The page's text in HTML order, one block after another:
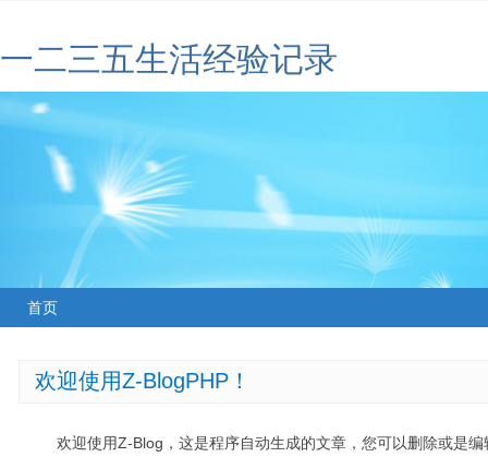
一二三五生活经验记录
首页
欢迎使用Z-BlogPHP！
欢迎使用Z-Blog，这是程序自动生成的文章，您可以删除或是编